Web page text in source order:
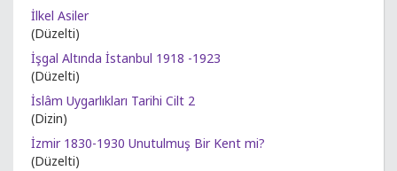
İlkel Asiler
(Düzelti)
İşgal Altında İstanbul 1918 -1923
(Düzelti)
İslâm Uygarlıkları Tarihi Cilt 2
(Dizin)
İzmir 1830-1930 Unutulmuş Bir Kent mi?
(Düzelti)